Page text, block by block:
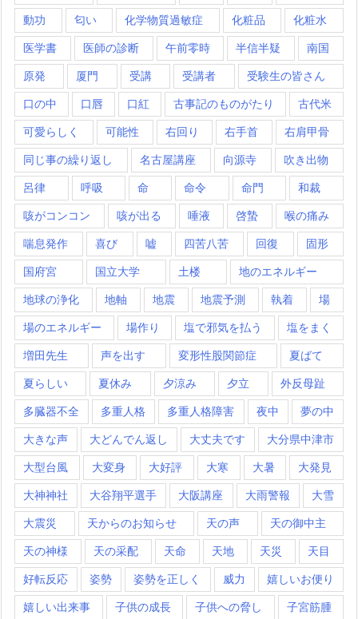
動功 匂い 化学物質過敏症 化粧品 化粧水
医学書 医師の診断 午前零時 半信半疑 南国
原発 厦門 受講 受講者 受験生の皆さん
口の中 口唇 口紅 古事記のものがたり 古代米
可愛らしく 可能性 右回り 右手首 右肩甲骨
同じ事の繰り返し 名古屋講座 向源寺 吹き出物
呂律 呼吸 命 命令 命門 和裁
咳がコンコン 咳が出る 唾液 啓蟄 喉の痛み
喘息発作 喜び 嘘 四苦八苦 回復 固形
国府宮 国立大学 土楼 地のエネルギー
地球の浄化 地軸 地震 地震予測 執着 場
場のエネルギー 場作り 塩で邪気を払う 塩をまく
増田先生 声を出す 変形性股関節症 夏ばて
夏らしい 夏休み 夕涼み 夕立 外反母趾
多臓器不全 多重人格 多重人格障害 夜中 夢の中
大きな声 大どんでん返し 大丈夫です 大分県中津市
大型台風 大変身 大好評 大寒 大暑 大発見
大神神社 大谷翔平選手 大阪講座 大雨警報 大雪
大震災 天からのお知らせ 天の声 天の御中主
天の神様 天の采配 天命 天地 天災 天目
好転反応 姿勢 姿勢を正しく 威力 嬉しいお便り
嬉しい出来事 子供の成長 子供への脅し 子宮筋腫